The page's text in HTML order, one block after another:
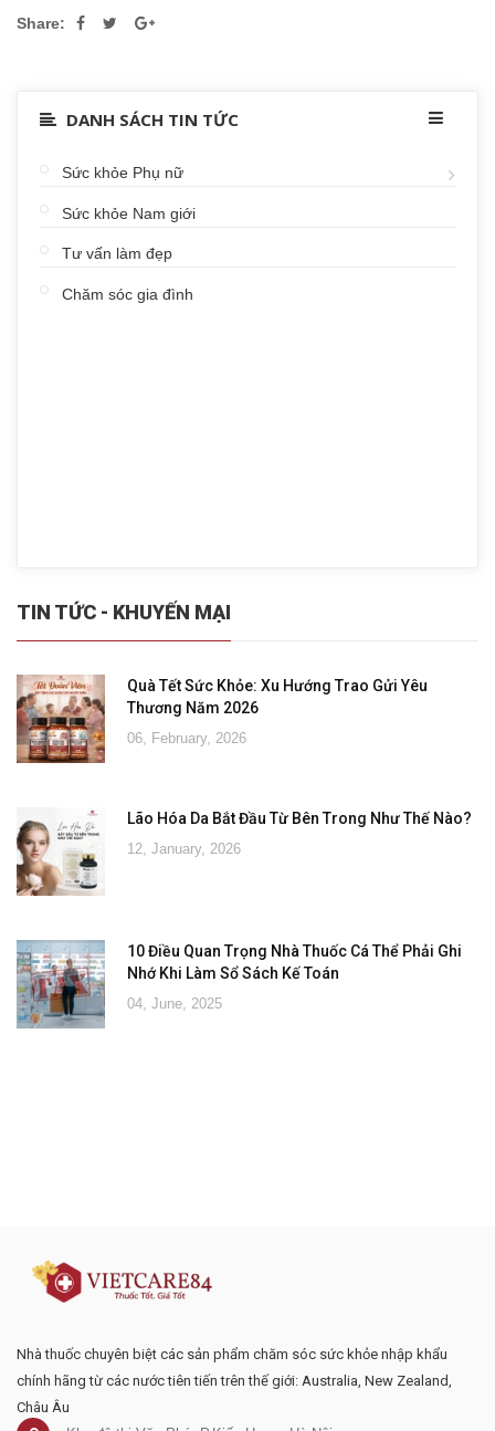
Share:
DANH SÁCH TIN TỨC
Sức khỏe Phụ nữ
Sức khỏe Nam giới
Tư vấn làm đẹp
Chăm sóc gia đình
TIN TỨC - KHUYẾN MẠI
Quà Tết Sức Khỏe: Xu Hướng Trao Gửi Yêu
Thương Năm 2026
06, February, 2026
Lão Hóa Da Bắt Đầu Từ Bên Trong Như Thế Nào?
12, January, 2026
10 Điều Quan Trọng Nhà Thuốc Cá Thể Phải Ghi
Nhớ Khi Làm Sổ Sách Kế Toán
04, June, 2025
Nhà thuốc chuyên biệt các sản phẩm chăm sóc sức khỏe nhập khẩu
chính hãng từ các nước tiên tiến trên thế giới: Australia, New Zealand,
Châu Âu